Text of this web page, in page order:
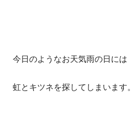
今日のようなお天気雨の日には
虹とキツネを探してしまいます。